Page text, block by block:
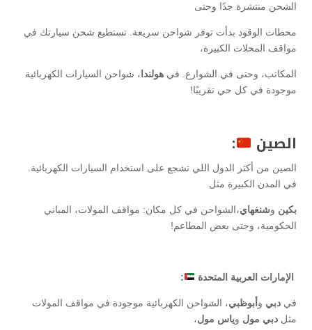
الشحن منتشرة جدًا وحتى
محطات الوقود بدأت توفر شواحن سريعة. تستطيع شحن سيارتك في
مواقف المحلات الكبيرة،
المكاتب، وحتى في الشوارع. في هولندا ، شواحن السيارات الكهربائية
موجودة في كل حي تقريبًا!
الصين :
الصين من أكثر الدول اللي تشجع على استخدام السيارات الكهربائية.
في المدن الكبيرة مثل
بكين وشنغهاي،الشواحن في كل مكان: مواقف المولات، المباني
الحكومية، وحتى بعض المطاعم!
الإمارات العربية المتحدة :
في دبي و أبوظبي، الشواحن الكهربائية موجودة في مواقف المولات
مثل دبي مول وياس مول،